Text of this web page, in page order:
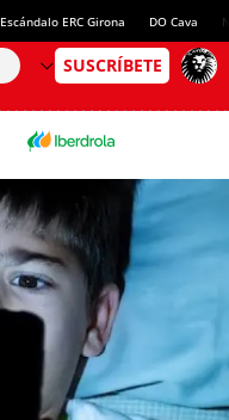
Escándalo ERC Girona DO Cava